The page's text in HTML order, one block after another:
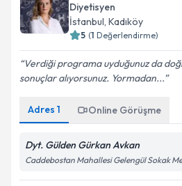
Diyetisyen
İstanbul, Kadıköy
5 (1 Değerlendirme)
Verdiği programa uyduğunuz da
sonuçlar alıyorsunuz. Yormadan...
Adres 1 Online Görüşme
Dyt. Gülden Gürkan Avkan
Caddebostan Mahallesi Gelengül Sokak